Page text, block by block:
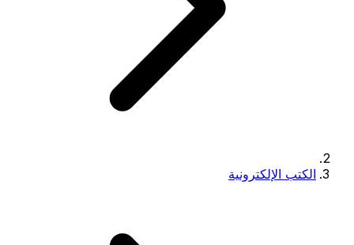
الكتب الإلكترونية